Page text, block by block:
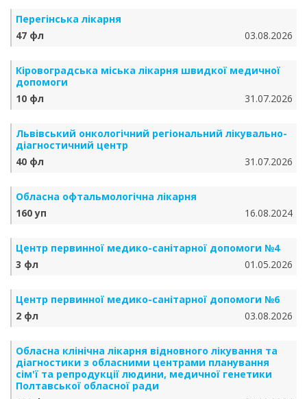
Перегінська лікарня
47 фл
03.08.2026
Кіровоградська міська лікарня швидкої медичної
допомоги
10 фл
31.07.2026
Львівський онкологічний регіональний лікувально-
діагностичний центр
40 фл
31.07.2026
Обласна офтальмологічна лікарня
160 уп
16.08.2024
Центр первинної медико-санітарної допомоги №4
3 фл
01.05.2026
Центр первинної медико-санітарної допомоги №6
2 фл
03.08.2026
Обласна клінічна лікарня відновного лікування та
діагностики з обласними центрами планування
сім'ї та репродукції людини, медичної генетики
Полтавської обласної ради